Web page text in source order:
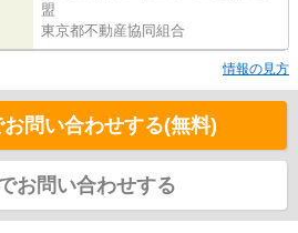
盟
東京都不動産協同組合
情報の見方
問い合わせする(無料)
お問い合わせする